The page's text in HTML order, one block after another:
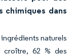
chimiques dans
naturels
croître, 62 % des